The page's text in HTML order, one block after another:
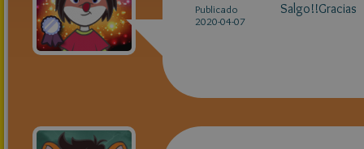
Publicado
2020-04-07
Salgo!!Gracias